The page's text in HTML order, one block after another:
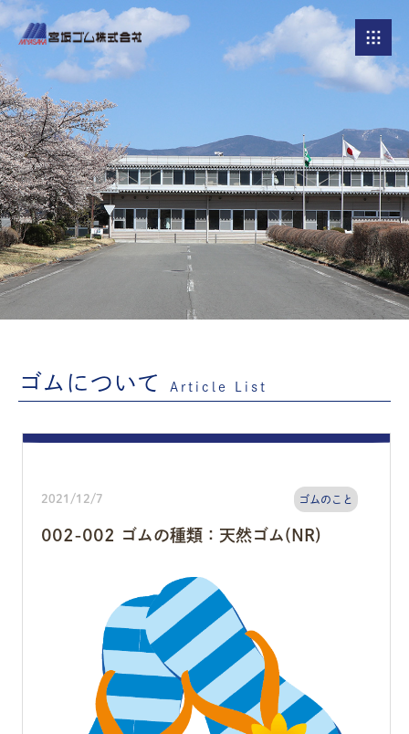
ゴムについて Article List
2021/12/7 ゴムのこと
002-002 ゴムの種類：天然ゴム(NR)